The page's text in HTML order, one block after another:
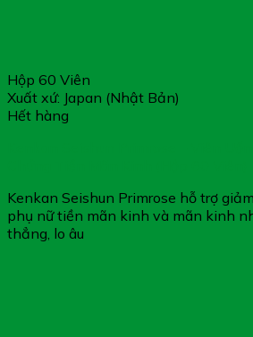
Hộp 60 Viên
Xuất xứ: Japan (Nhật Bản)
Hết hàng
Kenkan Seishun Primrose hỗ trợ
phụ nữ tiền mãn kinh và mãn kinh
thẳng, lo âu